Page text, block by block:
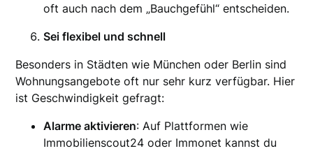
oft auch nach dem „Bauchgefühl“ entscheiden.
Sei flexibel und schnell
Besonders in Städten wie München oder Berlin sind
Wohnungsangebote oft nur sehr kurz verfügbar. Hier
ist Geschwindigkeit gefragt:
Alarme aktivieren: Auf Plattformen wie
Immobilienscout24 oder Immonet kannst du